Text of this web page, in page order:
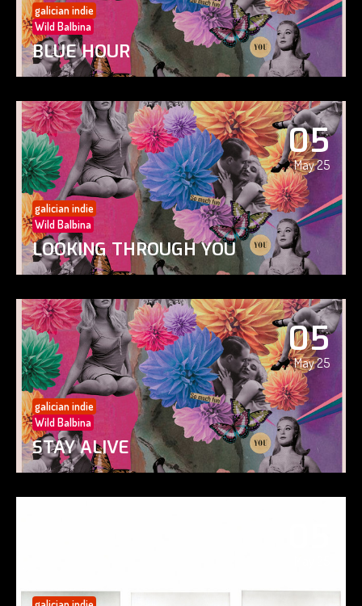
galician indie
Wild Balbina
BLUE HOUR
05
May 25
galician indie
Wild Balbina
LOOKING THROUGH YOU
05
May 25
galician indie
Wild Balbina
STAY ALIVE